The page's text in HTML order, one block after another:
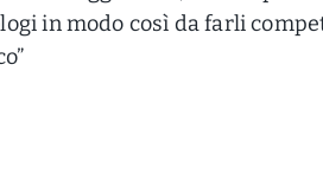
in modo così da farli